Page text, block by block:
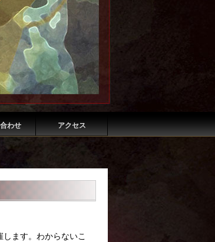
わせ アクセス
ます。わからないこ